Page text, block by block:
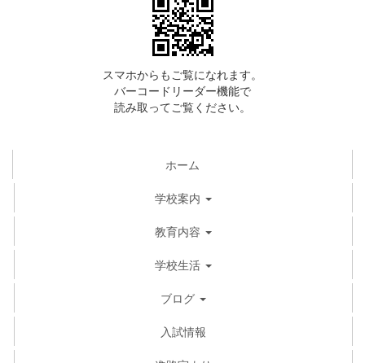
スマホからもご覧になれます。
バーコードリーダー機能で
読み取ってご覧ください。
ホーム
学校案内
教育内容
学校生活
ブログ
入試情報